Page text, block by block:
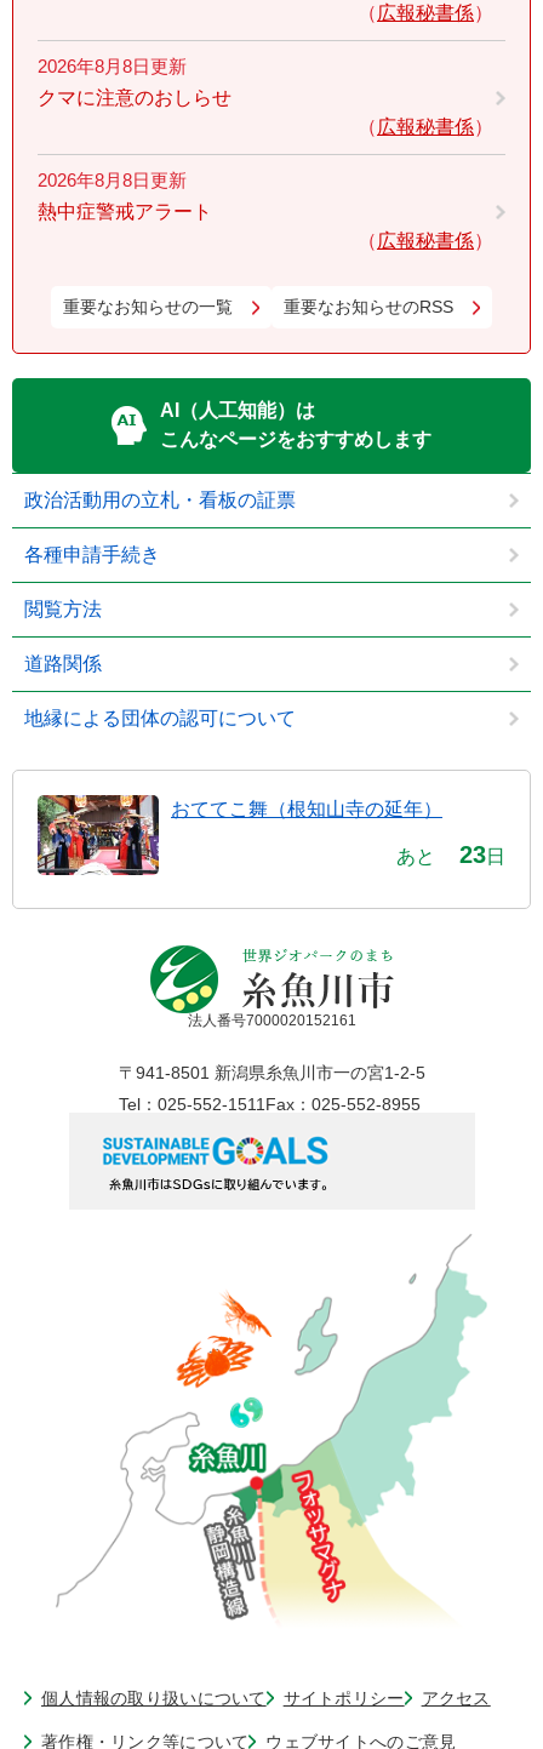
広報秘書係
2026年8月8日更新
クマに注意のおしらせ
広報秘書係
2026年8月8日更新
熱中症警戒アラート
広報秘書係
重要なお知らせの一覧 重要なお知らせのRSS
AI（人工知能）は
こんなページをおすすめします
政治活動用の立札・看板の証票
各種申請手続き
閲覧方法
道路関係
地縁による団体の認可について
おててこ舞（根知山寺の延年）
あと 23日
法人番号7000020152161
〒941-8501 新潟県糸魚川市一の宮1-2-5
Tel：025-552-1511Fax：025-552-8955
個人情報の取り扱いについて サイトポリシー アクセス
著作権・リンク等について ウェブサイトへのご意見